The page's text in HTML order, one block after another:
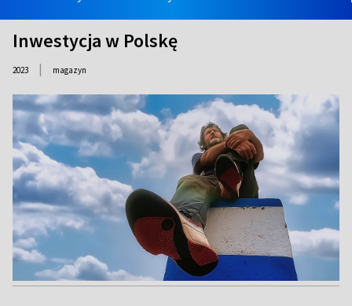
Inwestycja w Polskę
2023 | magazyn